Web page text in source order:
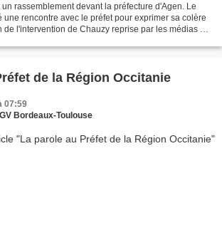
rassemblement devant la préfecture d'Agen. Le
une rencontre avec le préfet pour exprimer sa colère
l'intervention de Chauzy reprise par les médias où
de la Région Occitanie
07:59
Bordeaux-Toulouse